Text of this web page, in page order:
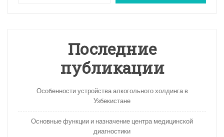
Последние
публикации
Особенности устройства алкогольного холдинга в
Узбекистане
Основные функции и назначение центра медицинской
диагностики